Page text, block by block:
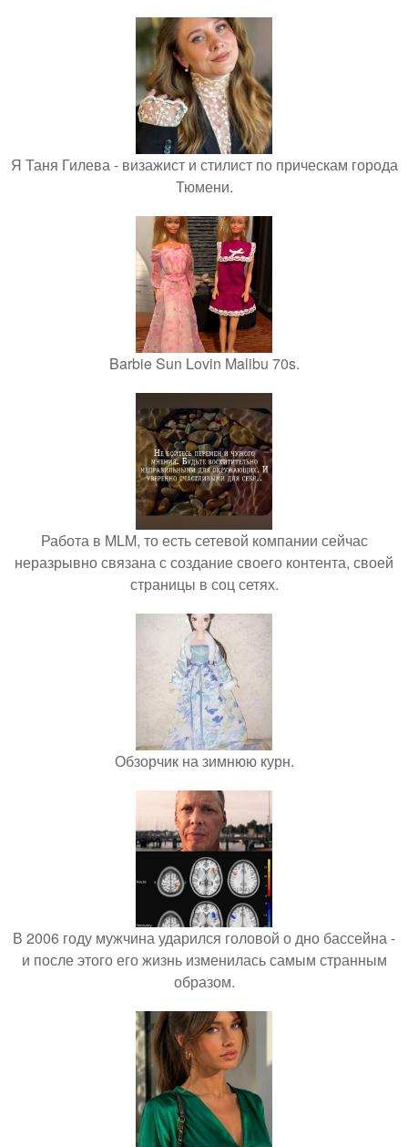
Я Таня Гилева - визажист и стилист по прическам города
Тюмени.
Barbie Sun Lovin Malibu 70s.
Работа в MLM, то есть сетевой компании сейчас
неразрывно связана с создание своего контента, своей
страницы в соц сетях.
Обзорчик на зимнюю курн.
В 2006 году мужчина ударился головой о дно бассейна -
и после этого его жизнь изменилась самым странным
образом.